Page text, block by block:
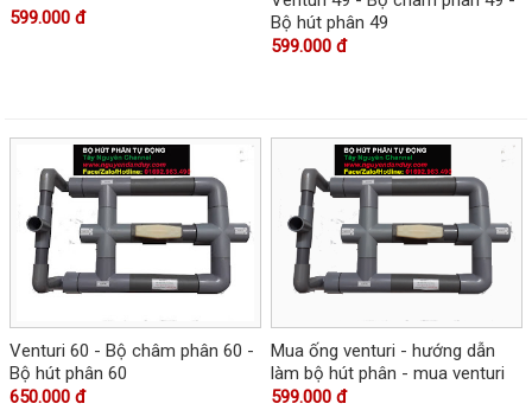
599.000 đ
Bộ hút phân 49
599.000 đ
Venturi 60 - Bộ châm phân 60 -
Bộ hút phân 60
650.000 đ
Mua ống venturi - hướng dẫn
làm bộ hút phân - mua venturi
599.000 đ